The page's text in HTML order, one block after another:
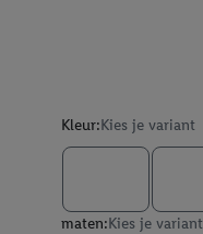
Kleur:Kies je variant
maten:Kies je variant